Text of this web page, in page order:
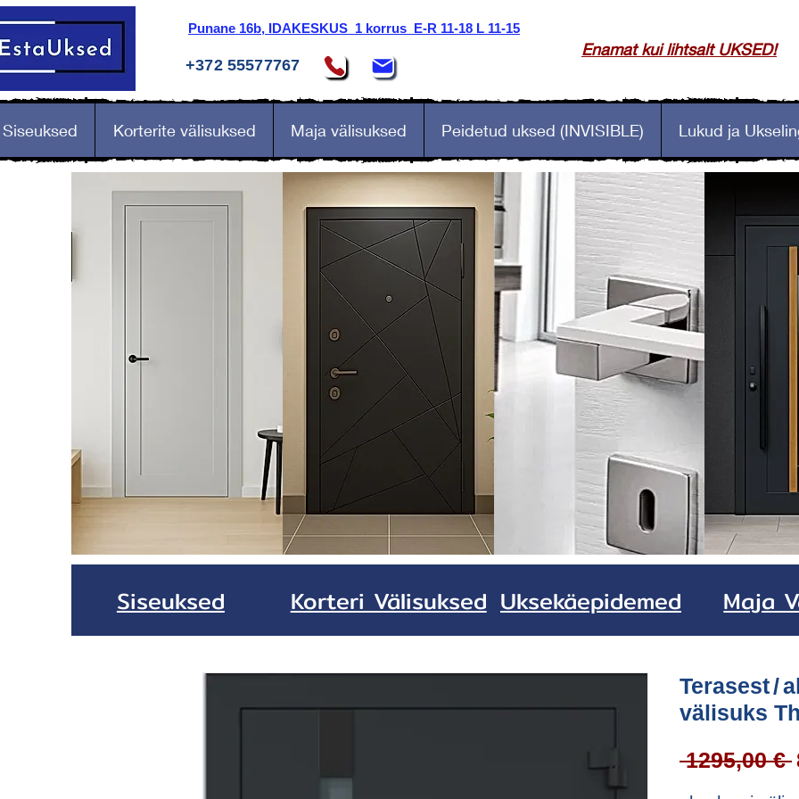
Punane 16b, IDAKESKUS 1 korrus E-R 11-18 L 11-15
+372 55577767
Enamat kui lihtsalt UKSED!
Siseuksed Korterite välisuksed Maja välisuksed Peidetud uksed (INVISIBLE) Lukud ja
Siseuksed Korteri Välisuksed Uksekäepidemed Maja
Terasest /
välisuks
1295,00 €